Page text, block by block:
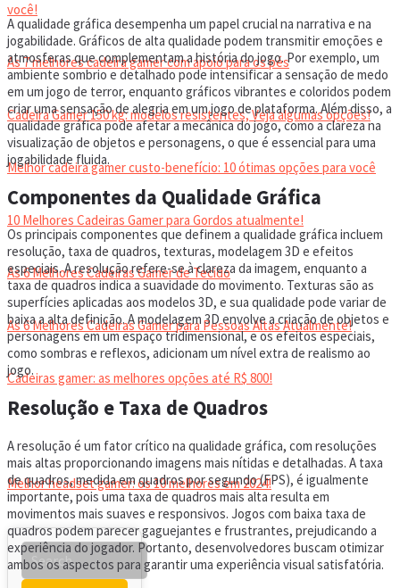
você!
As 7 melhores cadeira gamer com apoio para os pés
Cadeira Gamer 150 kg: modelos resistentes, Veja algumas opções!
Melhor cadeira gamer custo-benefício: 10 ótimas opções para você
10 Melhores Cadeiras Gamer para Gordos atualmente!
As 6 Melhores Cadeiras Gamer de Tecido
As 6 Melhores Cadeiras Gamer para Pessoas Altas Atualmente!
Cadeiras gamer: as melhores opções até R$ 800!
Melhor headset gamer: os 10 melhores em 2024!
A qualidade gráfica desempenha um papel crucial na narrativa e na
jogabilidade. Gráficos de alta qualidade podem transmitir emoções e
atmosferas que complementam a história do jogo. Por exemplo, um
ambiente sombrio e detalhado pode intensificar a sensação de medo
em um jogo de terror, enquanto gráficos vibrantes e coloridos podem
criar uma sensação de alegria em um jogo de plataforma. Além disso, a
qualidade gráfica pode afetar a mecânica do jogo, como a clareza na
visualização de objetos e personagens, o que é essencial para uma
jogabilidade fluida.
Componentes da Qualidade Gráfica
Os principais componentes que definem a qualidade gráfica incluem
resolução, taxa de quadros, texturas, modelagem 3D e efeitos
especiais. A resolução refere-se à clareza da imagem, enquanto a
taxa de quadros indica a suavidade do movimento. Texturas são as
superfícies aplicadas aos modelos 3D, e sua qualidade pode variar de
baixa a alta definição. A modelagem 3D envolve a criação de objetos e
personagens em um espaço tridimensional, e os efeitos especiais,
como sombras e reflexos, adicionam um nível extra de realismo ao
jogo.
Resolução e Taxa de Quadros
A resolução é um fator crítico na qualidade gráfica, com resoluções
mais altas proporcionando imagens mais nítidas e detalhadas. A taxa
de quadros, medida em quadros por segundo (FPS), é igualmente
importante, pois uma taxa de quadros mais alta resulta em
movimentos mais suaves e responsivos. Jogos com baixa taxa de
quadros podem parecer gaguejantes e frustrantes, prejudicando a
experiência do jogador. Portanto, desenvolvedores buscam otimizar
ambos os aspectos para garantir uma experiência visual satisfatória.